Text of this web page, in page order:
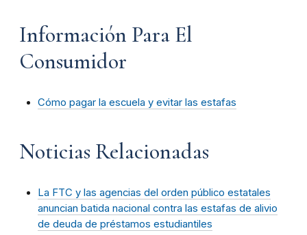
Información Para El
Consumidor
Cómo pagar la escuela y evitar las estafas
Noticias Relacionadas
La FTC y las agencias del orden público estatales
anuncian batida nacional contra las estafas de alivio
de deuda de préstamos estudiantiles